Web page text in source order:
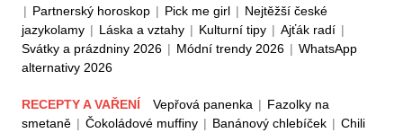
| Partnerský horoskop | Pick me girl | Nejtěžší české
jazykolamy | Láska a vztahy | Kulturní tipy | Ajťák radí |
Svátky a prázdniny 2026 | Módní trendy 2026 | WhatsApp
alternativy 2026
RECEPTY A VAŘENÍ Vepřová panenka | Fazolky na
smetaně | Čokoládové muffiny | Banánový chlebíček | Chili